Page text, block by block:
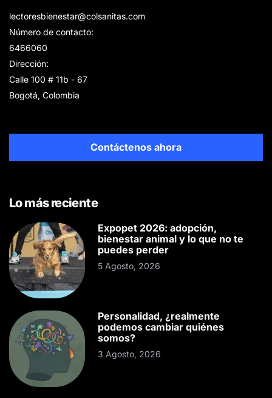
lectoresbienestar@colsanitas.com
Número de contacto:
6466060
Dirección:
Calle 100 # 11b - 67
Bogotá, Colombia
Contáctenos ahora
Lo más reciente
Expopet 2026: adopción,
bienestar animal y lo que no te
puedes perder
5 Agosto, 2026
Personalidad, ¿realmente
podemos cambiar quiénes
somos?
3 Agosto, 2026